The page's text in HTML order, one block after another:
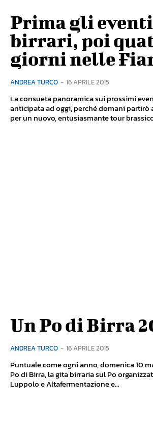
Prima gli eventi
birrari, poi
giorni nelle
ANDREA TURCO - 16 APRILE 2015
La consueta panoramica sui prossimi
anticipata ad oggi, perché domani partirò
per un nuovo, entusiasmante tour
Un Po di Birra
ANDREA TURCO - 16 APRILE 2015
Puntuale come ogni anno, domenica 10
Po di Birra, la gita birraria sul Po
Luppolo e Altafermentazione e...